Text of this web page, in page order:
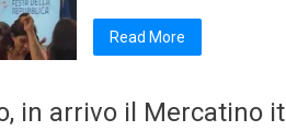
Read More
in arrivo il Mercatino